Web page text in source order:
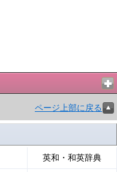
ページ上部に戻る
英和・和英辞典